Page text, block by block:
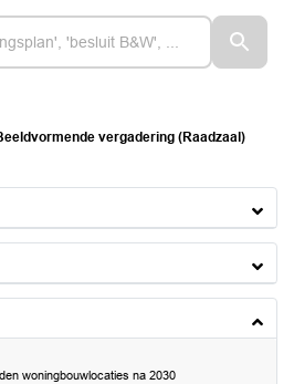
vergadering (Raadzaal)
woningbouwlocaties na 2030